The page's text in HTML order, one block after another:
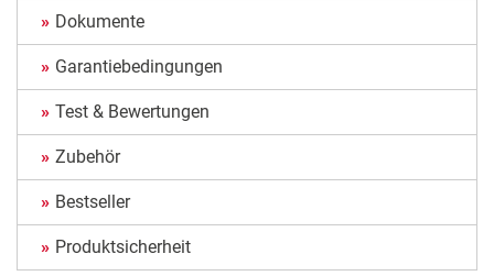
Dokumente
Garantiebedingungen
Test & Bewertungen
Zubehör
Bestseller
Produktsicherheit